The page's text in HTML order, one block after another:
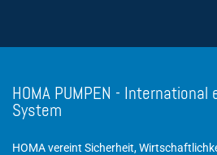
HOMA PUMPEN -
System
HOMA vereint Sicherheit,